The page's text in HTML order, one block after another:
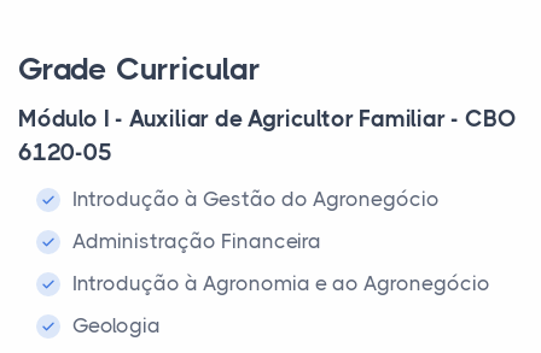
Grade Curricular
Módulo I - Auxiliar de Agricultor Familiar - CBO
6120-05
Introdução à Gestão do Agronegócio
Administração Financeira
Introdução à Agronomia e ao Agronegócio
Geologia